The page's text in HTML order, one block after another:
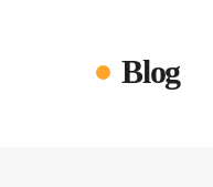
Blog